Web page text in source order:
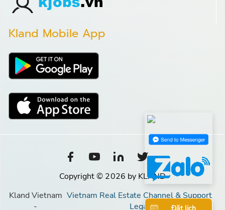
Kland Mobile App
Copyright © 2026 by KLAND
Kland Vietnam
-
Vietnam Real Estate Channel & Support
Legal